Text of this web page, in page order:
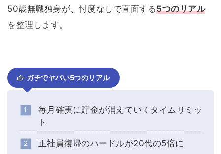
50歳無職独身が、忖度なしで直面する5つのリアル
を整理します。
ガチでヤバい5つのリアル
毎月確実に貯金が消えていくタイムリミッ
ト
正社員復帰のハードルが20代の5倍に